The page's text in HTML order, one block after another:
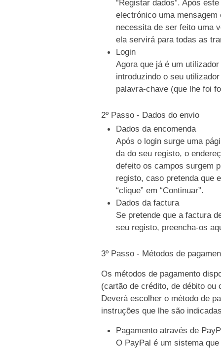
“Registar dados”. Após
electrónico uma
necessita de ser feito uma
ela servirá para todas as
Login
Agora que já é um
introduzindo o seu
palavra-chave (que lhe foi
2º Passo - Dados do envio
Dados da encomenda
Após o login surge uma
da do seu registo, o
defeito os campos surgem
registo, caso pretenda que
“clique” em “Continuar”.
Dados da factura
Se pretende que a factura
seu registo, preencha-os
3º Passo - Métodos de
Os métodos de pagamento
(cartão de crédito, de débito ou
Deverá escolher o método de
instruções que lhe são
Pagamento através de
O PayPal é um sistema